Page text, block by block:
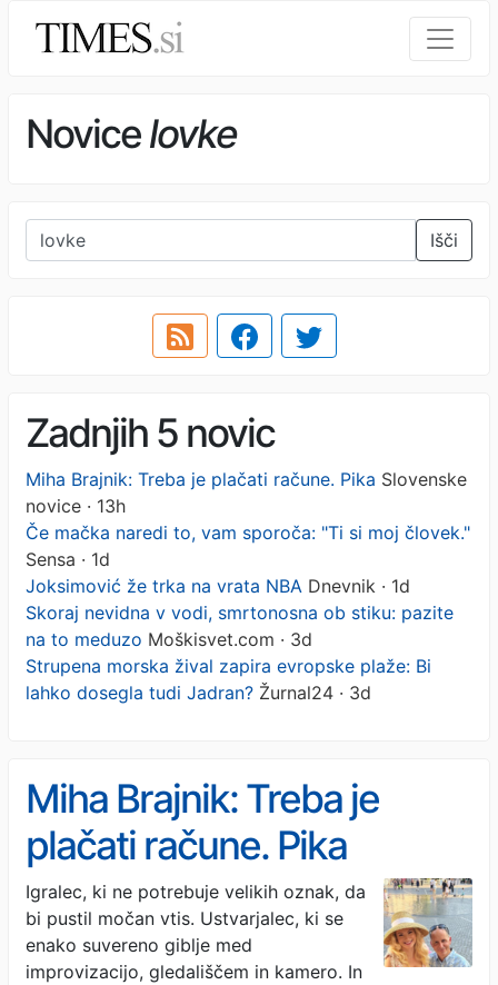
Novicelovke
Išči
Zadnjih 5 novic
Miha Brajnik: Treba je plačati račune. Pika Slovenske
novice · 13h
Če mačka naredi to, vam sporoča: "Ti si moj človek."
Sensa · 1d
Joksimović že trka na vrata NBA Dnevnik · 1d
Skoraj nevidna v vodi, smrtonosna ob stiku: pazite
na to meduzo Moškisvet.com · 3d
Strupena morska žival zapira evropske plaže: Bi
lahko dosegla tudi Jadran? Žurnal24 · 3d
Miha Brajnik: Treba je
plačati račune. Pika
Igralec, ki ne potrebuje velikih oznak, da
bi pustil močan vtis. Ustvarjalec, ki se
enako suvereno giblje med
improvizacijo, gledališčem in kamero. In